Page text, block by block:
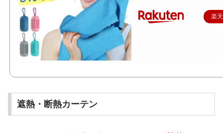
楽
遮熱・断熱カーテン